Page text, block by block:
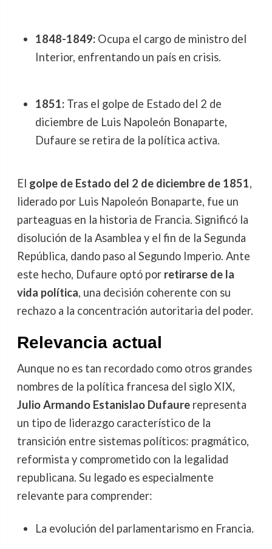
1848-1849:Ocupa el cargo de ministro del
Interior, enfrentando un país en crisis.
1851:Tras el golpe de Estado del 2 de
diciembre de Luis Napoleón Bonaparte,
Dufaure se retira de la política activa.
El golpe de Estado del 2 de diciembre de 1851,
liderado por Luis Napoleón Bonaparte, fue un
parteaguas en la historia de Francia. Significó la
disolución de la Asamblea y el fin de la Segunda
República, dando paso al Segundo Imperio. Ante
este hecho, Dufaure optó por retirarse de la
vida política, una decisión coherente con su
rechazo a la concentración autoritaria del poder.
Relevancia actual
Aunque no es tan recordado como otros grandes
nombres de la política francesa del siglo XIX,
Julio Armando Estanislao Dufaurerepresenta
un tipo de liderazgo característico de la
transición entre sistemas políticos: pragmático,
reformista y comprometido con la legalidad
republicana. Su legado es especialmente
relevante para comprender:
La evolución del parlamentarismo en Francia.